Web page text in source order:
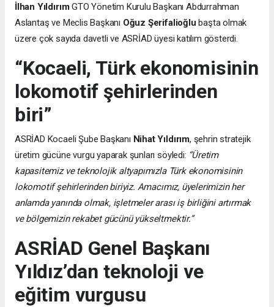
İlhan YıldırımGTO Yönetim Kurulu Başkanı Abdurrahman
Aslantaş ve Meclis Başkanı Oğuz Şerifalioğlu başta olmak
üzere çok sayıda davetli ve ASRİAD üyesi katılım gösterdi.
“Kocaeli, Türk ekonomisinin
lokomotif şehirlerinden
biri”
ASRİAD Kocaeli Şube Başkanı Nihat Yıldırım, şehrin stratejik
üretim gücüne vurgu yaparak şunları söyledi: “Üretim
kapasitemiz ve teknolojik altyapımızla Türk ekonomisinin
lokomotif şehirlerinden biriyiz. Amacımız, üyelerimizin her
anlamda yanında olmak, işletmeler arası iş birliğini artırmak
ve bölgemizin rekabet gücünü yükseltmektir.”
ASRİAD Genel Başkanı
Yıldız’dan teknoloji ve
eğitim vurgusu